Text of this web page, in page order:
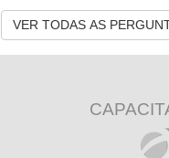
VER TODAS AS